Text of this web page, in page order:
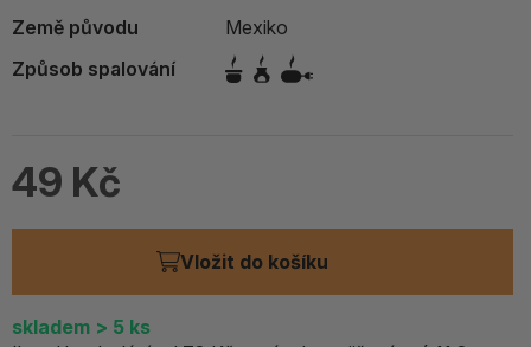
Země původu
Mexiko
Způsob spalování
49 Kč
Vložit do košíku
skladem > 5 ks